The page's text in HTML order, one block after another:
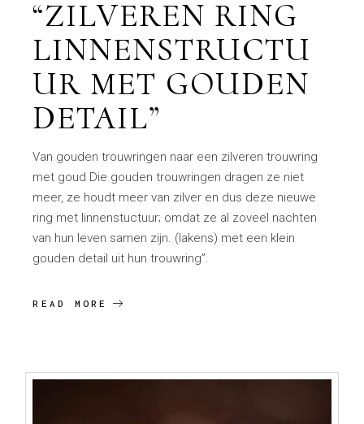
“ZILVEREN RING
LINNENSTRUCTU
UR MET GOUDEN
DETAIL”
Van gouden trouwringen naar een zilveren trouwring
met goud Die gouden trouwringen dragen ze niet
meer, ze houdt meer van zilver en dus deze nieuwe
ring met linnenstuctuur; omdat ze al zoveel nachten
van hun leven samen zijn. (lakens) met een klein
gouden detail uit hun trouwring”.
READ MORE